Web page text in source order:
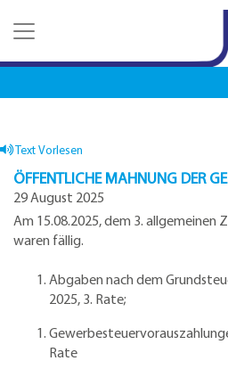
H
t
I
l
e
n Text Vorlesen
ÖFFENTLICHE MAHNUNG DER
29 August 2025
Am 15.08.2025, dem 3. allgemeinen
waren fällig.
Abgaben nach dem
2025, 3. Rate;
Rate